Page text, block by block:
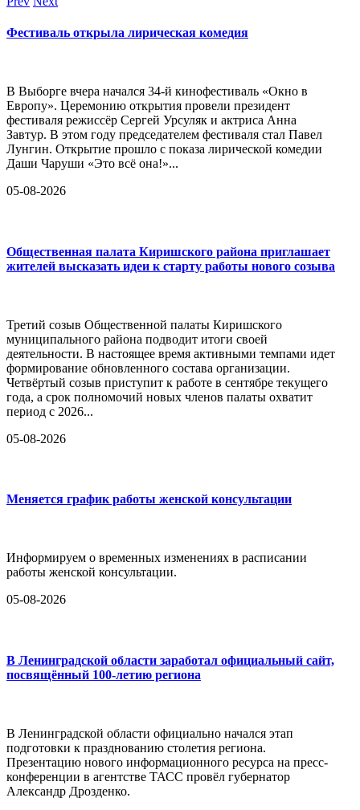
Фестиваль открыла лирическая комедия
В Выборге вчера начался 34-й кинофестиваль «Окно в
Европу». Церемонию открытия провели президент
фестиваля режиссёр Сергей Урсуляк и актриса Анна
Завтур. В этом году председателем фестиваля стал Павел
Лунгин. Открытие прошло с показа лирической комедии
Даши Чаруши «Это всё она!»...
05-08-2026
Общественная палата Киришского района приглашает
жителей высказать идеи к старту работы нового созыва
Третий созыв Общественной палаты Киришского
муниципального района подводит итоги своей
деятельности. В настоящее время активными темпами идет
формирование обновленного состава организации.
Четвёртый созыв приступит к работе в сентябре текущего
года, а срок полномочий новых членов палаты охватит
период с 2026...
05-08-2026
Меняется график работы женской консультации
Информируем о временных изменениях в расписании
работы женской консультации.
05-08-2026
В Ленинградской области заработал официальный сайт,
посвящённый 100-летию региона
В Ленинградской области официально начался этап
подготовки к празднованию столетия региона.
Презентацию нового информационного ресурса на пресс-
конференции в агентстве ТАСС провёл губернатор
Александр Дрозденко.